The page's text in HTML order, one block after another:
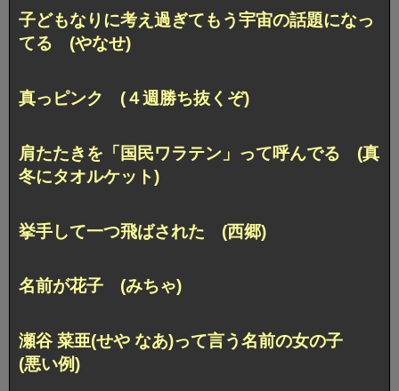
子どもなりに考え過ぎてもう宇宙の話題になっ
てる (やなせ)
真っピンク (４週勝ち抜くぞ)
肩たたきを「国民ワラテン」って呼んでる (真
冬にタオルケット)
挙手して一つ飛ばされた (西郷)
名前が花子 (みちゃ)
瀬谷 菜亜(せや なあ)って言う名前の女の子
(悪い例)